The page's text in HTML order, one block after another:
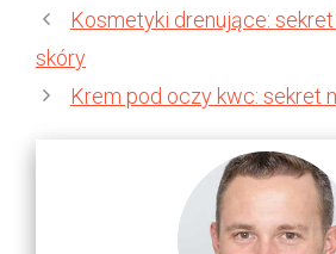
Kosmetyki drenujące:
skóry
Krem pod oczy kwc: sekret